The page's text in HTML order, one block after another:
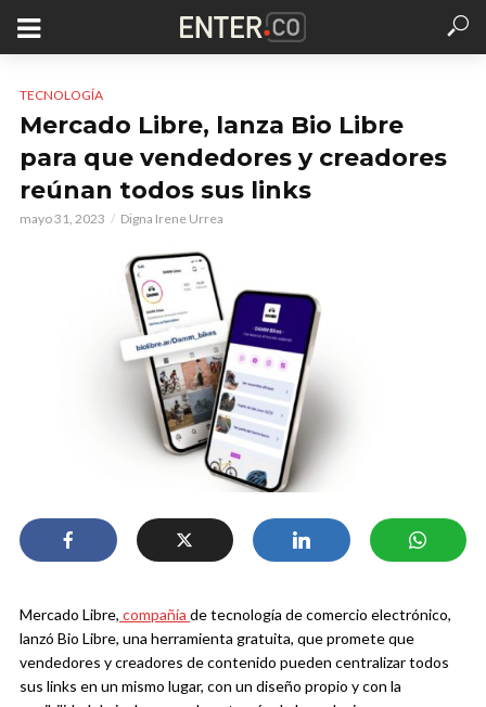
TECNOLOGÍA
Mercado Libre, lanza Bio Libre
para que vendedores y creadores
reúnan todos sus links
mayo 31, 2023 Digna Irene Urrea
Mercado Libre, compañía de tecnología de comercio electrónico,
lanzó Bio Libre, una herramienta gratuita, que promete que
vendedores y creadores de contenido pueden centralizar todos
sus links en un mismo lugar, con un diseño propio y con la